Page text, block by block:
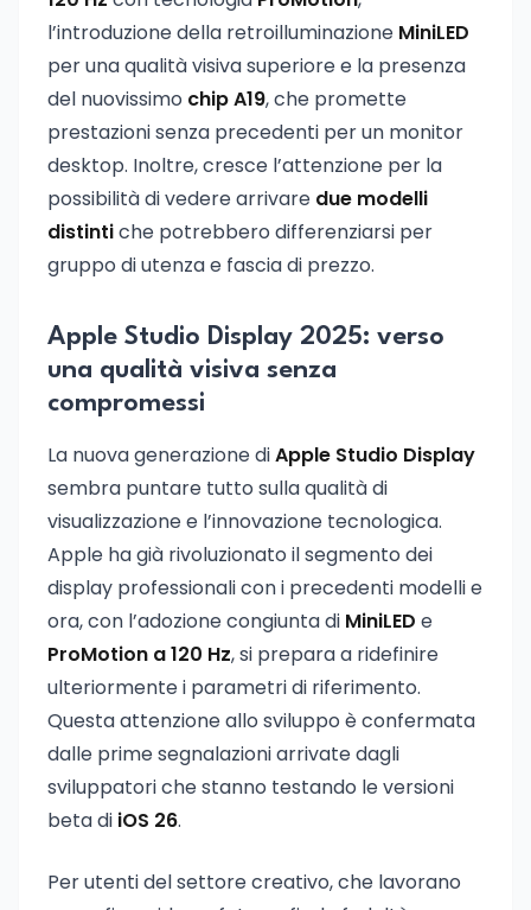
l’introduzione della retroilluminazione MiniLED
per una qualità visiva superiore e la presenza
del nuovissimo chip A19, che promette
prestazioni senza precedenti per un monitor
desktop. Inoltre, cresce l’attenzione per la
possibilità di vedere arrivare due modelli
distintiche potrebbero differenziarsi per
gruppo di utenza e fascia di prezzo.
Apple Studio Display 2025: verso
una qualità visiva senza
compromessi
La nuova generazione diApple Studio Display
sembra puntare tutto sulla qualità di
visualizzazione e l’innovazione tecnologica.
Apple ha già rivoluzionato il segmento dei
display professionali con i precedenti modelli e
ora, con l’adozione congiunta di MiniLED e
ProMotion a 120 Hz, si prepara a ridefinire
ulteriormente i parametri di riferimento.
Questa attenzione allo sviluppo è confermata
dalle prime segnalazioni arrivate dagli
sviluppatori che stanno testando le versioni
beta di iOS 26.
Per utenti del settore creativo, che lavorano